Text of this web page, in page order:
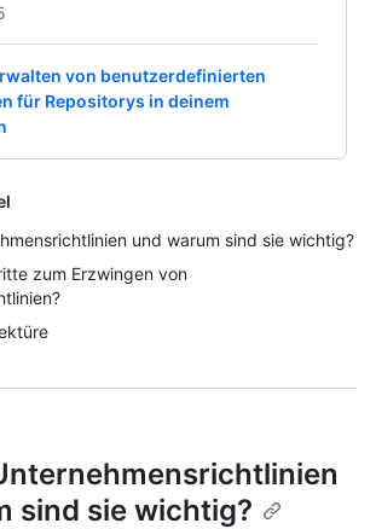
von benutzerdefinierten
für Repositorys in deinem
und warum sind sie wichtig?
zum Erzwingen von
sind sie wichtig?